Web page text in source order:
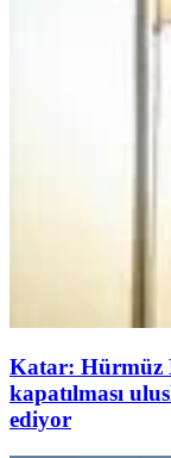
Katar: Hürmüz
kapatılması
ediyor